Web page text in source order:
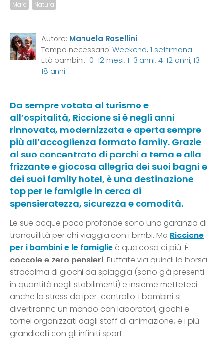
Mare Natura
Autore: Manuela Rosellini
Tempo necessario:Weekend, 1 settimana
Età bambini:0-12 mesi,1-3 anni,4-12 anni,13-
18 anni
Da sempre votata al turismo e
all’ospitalità, Riccione si è negli anni
rinnovata, modernizzata e aperta sempre
più all’accoglienza formato family. Grazie
al suo concentrato di parchi a tema e alla
frizzante e giocosa allegria dei suoi bagni e
dei suoi family hotel, è una destinazione
top per le famiglie in cerca di
spensieratezza, sicurezza e comodità.
Le sue acque poco profonde sono una garanzia di
tranquillità per chi viaggia con i bimbi. Ma Riccione
per i bambini e le famiglie è qualcosa di più. È
coccole e zero pensieri. Buttate via quindi la borsa
stracolma di giochi da spiaggia (sono già presenti
in quantità negli stabilimenti) e insieme metteteci
anche lo stress da iper-controllo: i bambini si
divertiranno un mondo con laboratori, giochi e
tornei organizzati dagli staff di animazione, e i più
grandicelli con gli infiniti sport.